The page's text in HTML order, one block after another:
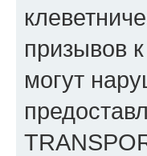
призывов
могут